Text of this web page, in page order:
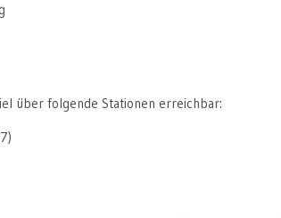
über folgende Stationen erreichbar: